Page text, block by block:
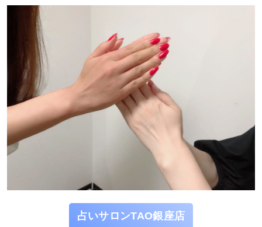
占いサロンTAO銀座店